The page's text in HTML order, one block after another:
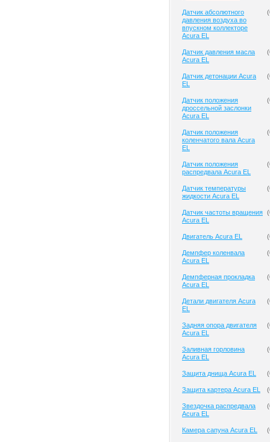
Датчик абсолютного
давления воздуха во
впускном коллекторе
Acura EL
(
Датчик давления масла
Acura EL
(
Датчик детонации Acura
EL
(
Датчик положения
дроссельной заслонки
Acura EL
(
Датчик положения
коленчатого вала Acura
EL
(
Датчик положения
распредвала Acura EL
(
Датчик температуры
жидкости Acura EL
(
Датчик частоты вращения
Acura EL
(
Двигатель Acura EL (
Демпфер коленвала
Acura EL
(
Демпферная прокладка
Acura EL
(
Детали двигателя Acura
EL
(
Задняя опора двигателя
Acura EL
(
Заливная горловина
Acura EL
(
Защита днища Acura EL (
Защита картера Acura EL (
Звездочка распредвала
Acura EL
(
Камера сапуна Acura EL (